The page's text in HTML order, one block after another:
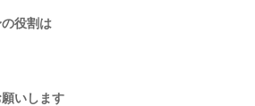
役割は
いします